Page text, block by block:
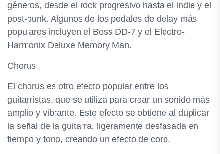
géneros, desde el rock progresivo hasta el indie y el
post-punk. Algunos de los pedales de delay más
populares incluyen el Boss DD-7 y el Electro-
Harmonix Deluxe Memory Man.
Chorus
El chorus es otro efecto popular entre los
guitarristas, que se utiliza para crear un sonido más
amplio y vibrante. Este efecto se obtiene al duplicar
la señal de la guitarra, ligeramente desfasada en
tiempo y tono, creando un efecto de coro.